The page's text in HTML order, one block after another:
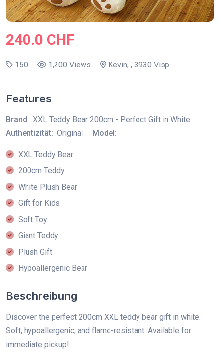
240.0 CHF
150 1,200 Views Kevin, , 3930 Visp
Features
Brand: XXL Teddy Bear 200cm - Perfect Gift in White
Authentizität: Original Model:
XXL Teddy Bear
200cm Teddy
White Plush Bear
Gift for Kids
Soft Toy
Giant Teddy
Plush Gift
Hypoallergenic Bear
Beschreibung
Discover the perfect 200cm XXL teddy bear gift in white.
Soft, hypoallergenic, and flame-resistant. Available for
immediate pickup!